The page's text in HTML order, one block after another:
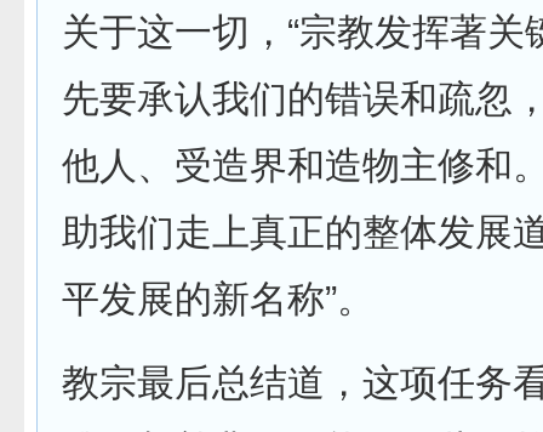
关于这一切，“宗教发挥著关
先要承认我们的错误和疏忽
他人、受造界和造物主修和
助我们走上真正的整体发展
平发展的新名称”。
教宗最后总结道，这项任务